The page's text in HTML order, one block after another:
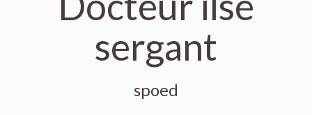
sergant
spoed